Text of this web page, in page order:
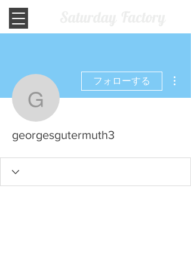
フォローする
georgesgutermuth3